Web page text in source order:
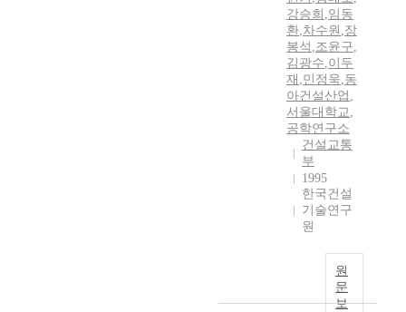
강승희 ,임동
환,차수원 ,장
봉석 ,조윤구,
김광수,이두
재 ,민정욱,동
아건설산업 ,
서울대학교,
공학연구소
건설교통
부
1995
한국건설
기술연구
원
원
문
보